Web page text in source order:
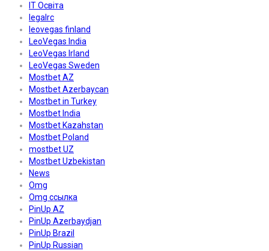
IT Освіта
legalrc
leovegas finland
LeoVegas India
LeoVegas Irland
LeoVegas Sweden
Mostbet AZ
Mostbet Azerbaycan
Mostbet in Turkey
Mostbet India
Mostbet Kazahstan
Mostbet Poland
mostbet UZ
Mostbet Uzbekistan
News
Omg
Omg ссылка
PinUp AZ
PinUp Azerbaydjan
PinUp Brazil
PinUp Russian